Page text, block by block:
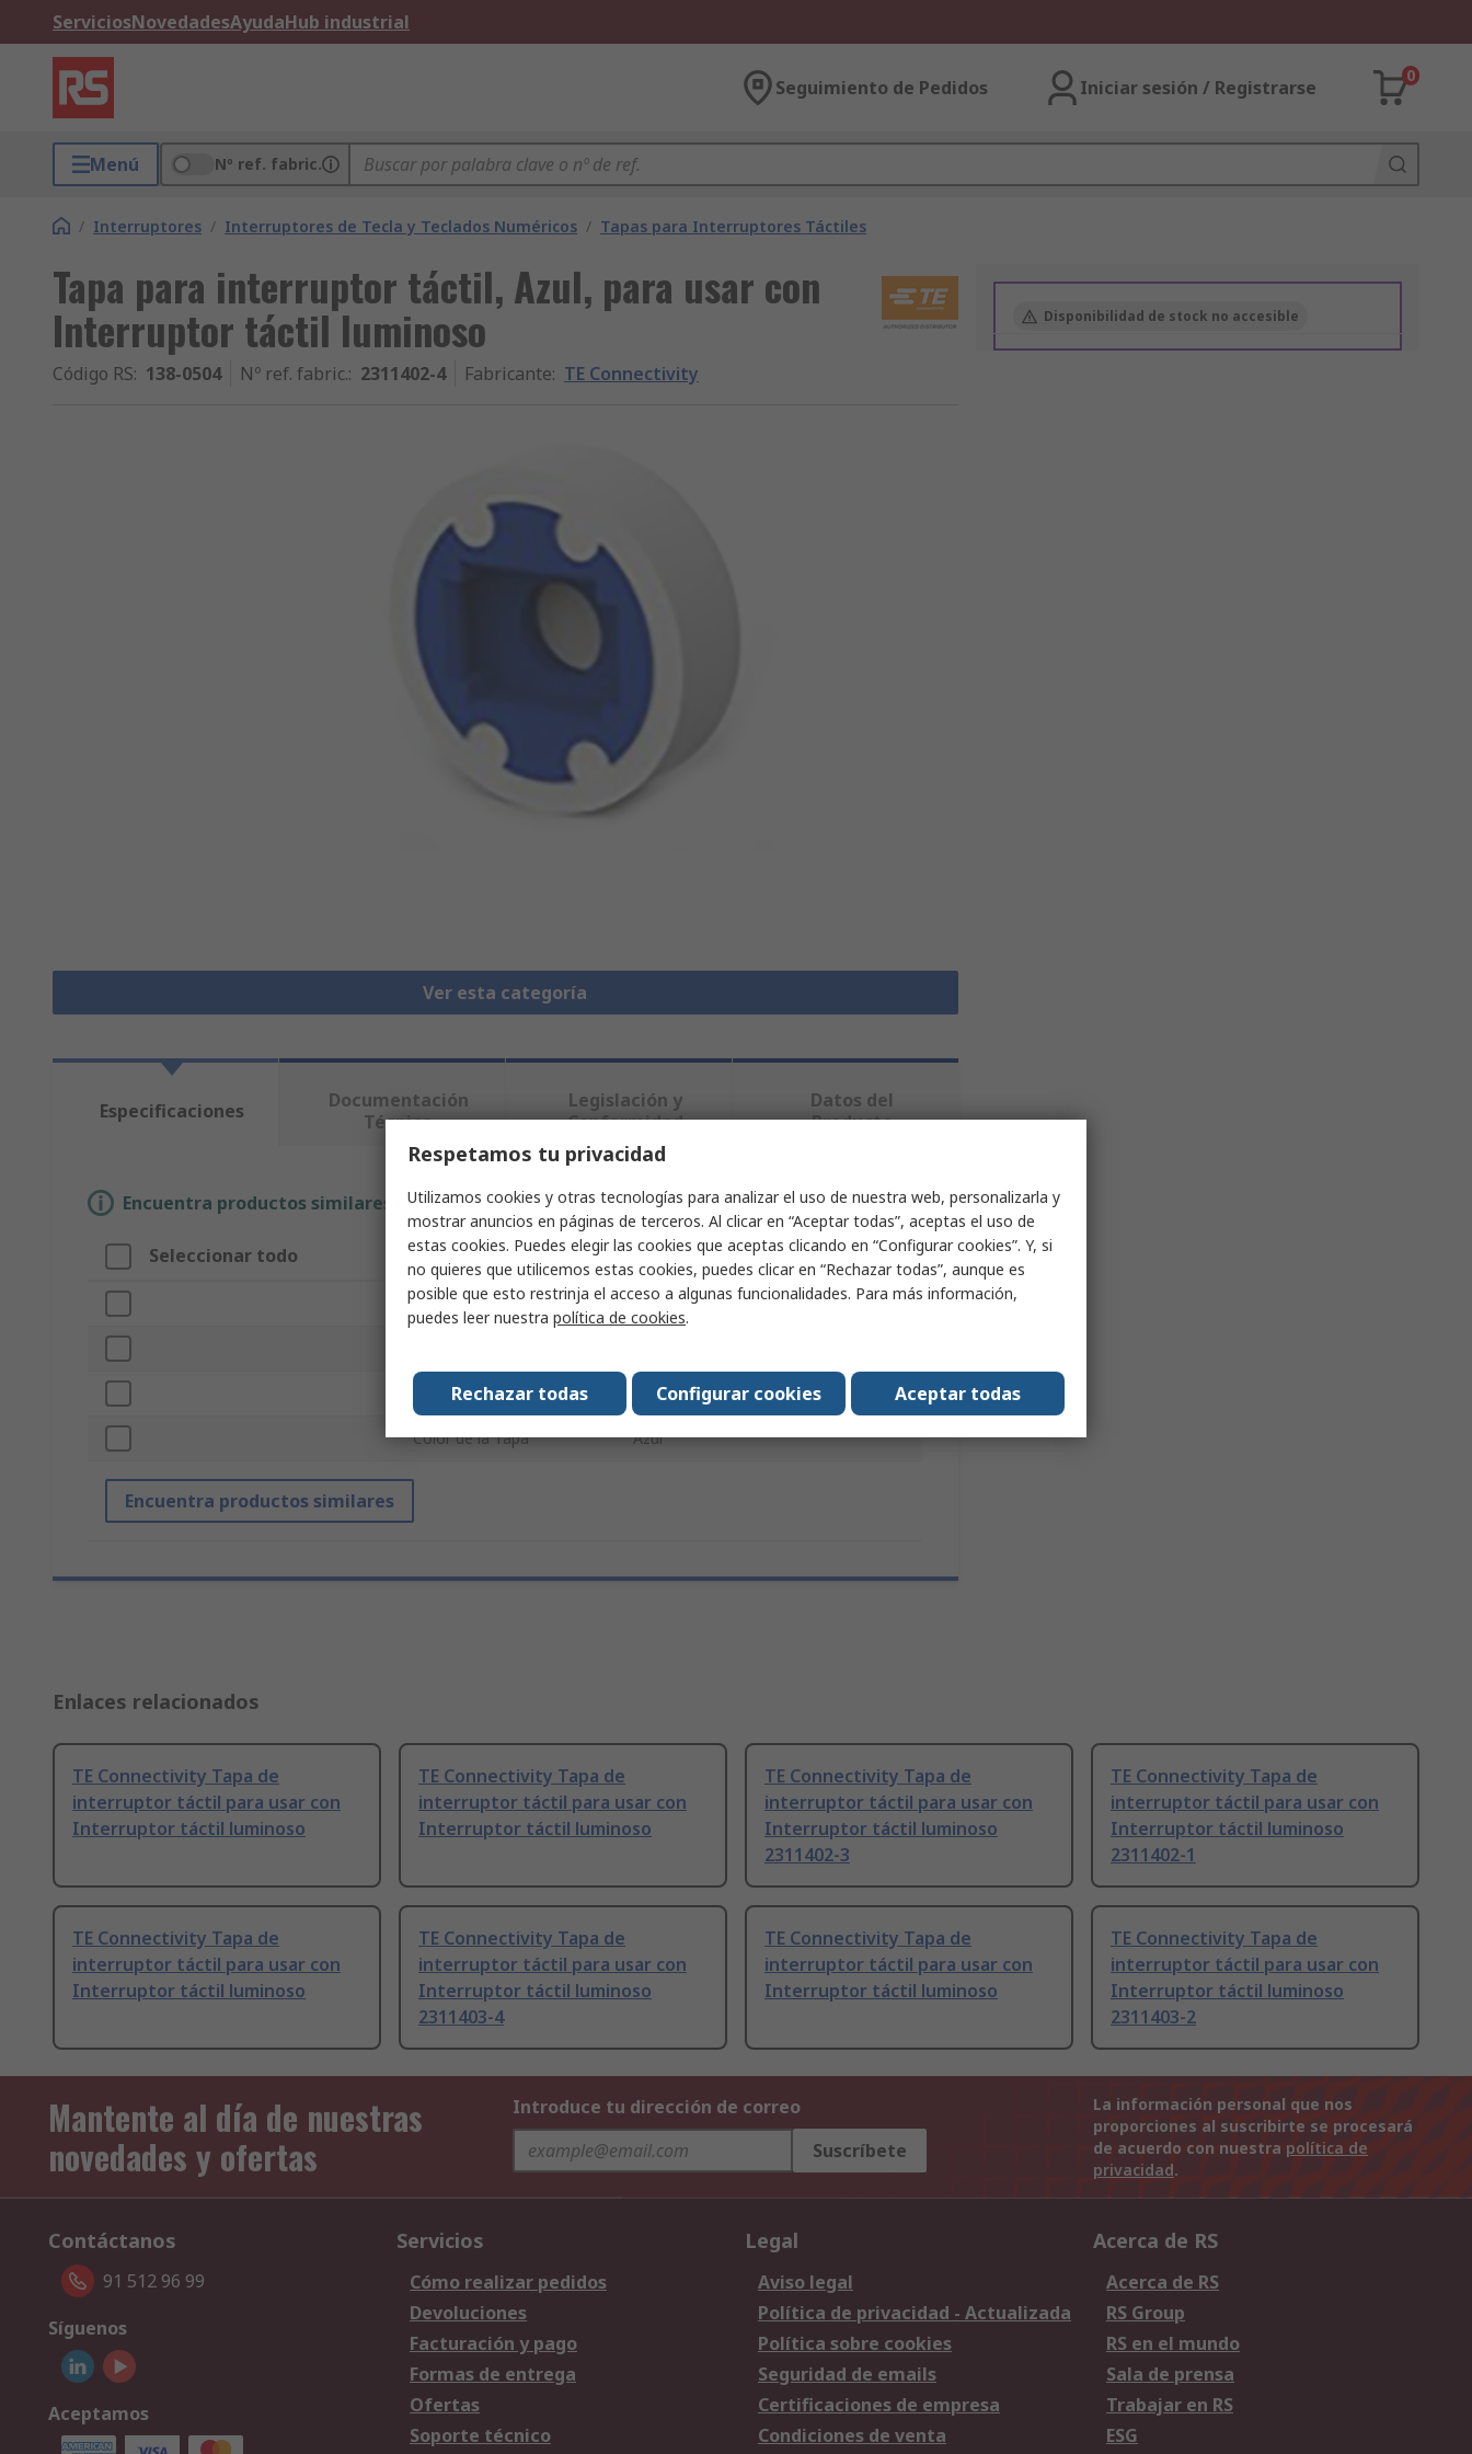
ServiciosNovedadesAyudaHub industrial
Seguimiento de Pedidos Iniciar sesión / Registrarse
0
Menú Nº ref. fabric.
/ Interruptores / Interruptores de Tecla y Teclados Numéricos / Tapas para Interruptores Táctiles
Tapa para interruptor táctil, Azul, para usar con
Interruptor táctil luminoso
Código RS: 138-0504 Nº ref. fabric.: 2311402-4 Fabricante: TE Connectivity
Ver esta categoría
Disponibilidad de stock no accesible
Especificaciones
Documentación
Técnica
Legislación y
Conformidad
Datos del
Producto
Encuentra productos similares seleccionando uno o varios atributos.
Seleccionar todo Atributo Valor
Marca TE Connectivity
Para Usar Con Interruptor táctil luminoso
Color de la Tapa Azul
Encuentra productos similares
Enlaces relacionados
TE Connectivity Tapa de
interruptor táctil para usar con
Interruptor táctil luminoso
TE Connectivity Tapa de
interruptor táctil para usar con
Interruptor táctil luminoso
TE Connectivity Tapa de
interruptor táctil para usar con
Interruptor táctil luminoso
2311402-3
TE Connectivity Tapa de
interruptor táctil para usar con
Interruptor táctil luminoso
2311402-1
TE Connectivity Tapa de
interruptor táctil para usar con
Interruptor táctil luminoso
TE Connectivity Tapa de
interruptor táctil para usar con
Interruptor táctil luminoso
2311403-4
TE Connectivity Tapa de
interruptor táctil para usar con
Interruptor táctil luminoso
TE Connectivity Tapa de
interruptor táctil para usar con
Interruptor táctil luminoso
2311403-2
Mantente al día de nuestras
novedades y ofertas
Introduce tu dirección de correo
Suscríbete
La información personal que nos
proporciones al suscribirte se procesará
de acuerdo con nuestra política de
privacidad.
Contáctanos
91 512 96 99
Síguenos
Aceptamos
Servicios
Cómo realizar pedidos
Devoluciones
Facturación y pago
Formas de entrega
Ofertas
Soporte técnico
Legal
Aviso legal
Política de privacidad - Actualizada
Política sobre cookies
Seguridad de emails
Certificaciones de empresa
Condiciones de venta
Acerca de RS
Acerca de RS
RS Group
RS en el mundo
Sala de prensa
Trabajar en RS
ESG
Respetamos tu privacidad
Utilizamos cookies y otras tecnologías para analizar el uso de nuestra web, personalizarla y
mostrar anuncios en páginas de terceros. Al clicar en “Aceptar todas”, aceptas el uso de
estas cookies. Puedes elegir las cookies que aceptas clicando en “Configurar cookies”. Y, si
no quieres que utilicemos estas cookies, puedes clicar en “Rechazar todas”, aunque es
posible que esto restrinja el acceso a algunas funcionalidades. Para más información,
puedes leer nuestra política de cookies.
Aceptar todas
Configurar cookies
Rechazar todas